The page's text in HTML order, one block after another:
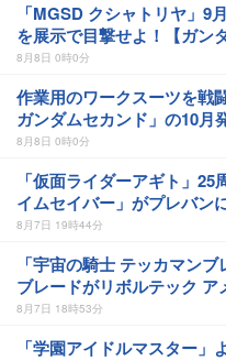
「MGSD クシャトリヤ」9
を展示で目撃せよ！【ガン
8月8日 0時0分
作業用のワークスーツを戦
ガンダムセカンド」の10月
ダムベース撮り下ろし】
8月8日 0時0分
「仮面ライダーアギト」
イムセイバー」がプレバン
8月7日 19時44分
「宇宙の騎士 テッカマン
ブレードがリボルテック
商品化決定
8月7日 18時53分
「学園アイドルマスター